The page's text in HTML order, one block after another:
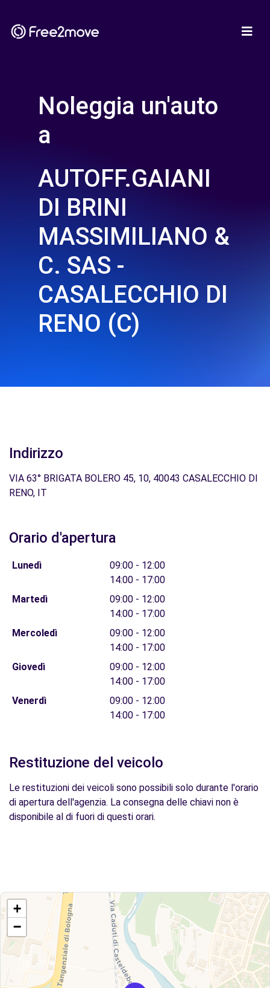
Noleggia un'auto
a
AUTOFF.GAIANI
DI BRINI
MASSIMILIANO &
C. SAS -
CASALECCHIO DI
RENO (C)
Indirizzo
VIA 63° BRIGATA BOLERO 45, 10, 40043 CASALECCHIO DI
RENO, IT
Orario d'apertura
Lunedì
09:00 - 12:00
14:00 - 17:00
Martedì
09:00 - 12:00
14:00 - 17:00
Mercoledì
09:00 - 12:00
14:00 - 17:00
Giovedì
09:00 - 12:00
14:00 - 17:00
Venerdì
09:00 - 12:00
14:00 - 17:00
Restituzione del veicolo
Le restituzioni dei veicoli sono possibili solo durante l'orario
di apertura dell'agenzia. La consegna delle chiavi non è
disponibile al di fuori di questi orari.
+
−